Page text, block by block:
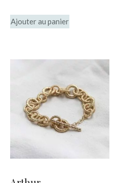
Ajouter au panier